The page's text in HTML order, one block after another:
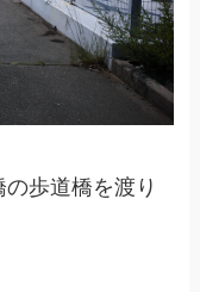
歩道橋を渡り